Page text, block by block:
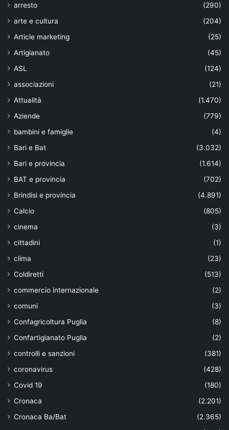
arresto
(290)
arte e cultura
(204)
Article marketing
(25)
Artigianato
(45)
ASL
(124)
associazioni
(21)
Attualità
(1.470)
Aziende
(779)
bambini e famiglie
(4)
Bari e Bat
(3.032)
Bari e provincia
(1.614)
BAT e provincia
(702)
Brindisi e provincia
(4.891)
Calcio
(805)
cinema
(3)
cittadini
(1)
clima
(23)
Coldiretti
(513)
commercio internazionale
(2)
comuni
(3)
Confagricoltura Puglia
(8)
Confartigianato Puglia
(2)
controlli e sanzioni
(381)
coronavirus
(428)
Covid 19
(180)
Cronaca
(2.201)
Cronaca Ba/Bat
(2.365)